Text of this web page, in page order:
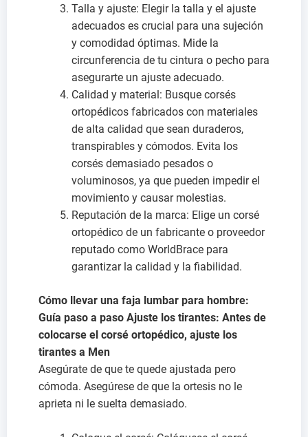
Talla y ajuste: Elegir la talla y el ajuste
adecuados es crucial para una sujeción
y comodidad óptimas. Mide la
circunferencia de tu cintura o pecho para
asegurarte un ajuste adecuado.
Calidad y material: Busque corsés
ortopédicos fabricados con materiales
de alta calidad que sean duraderos,
transpirables y cómodos. Evita los
corsés demasiado pesados o
voluminosos, ya que pueden impedir el
movimiento y causar molestias.
Reputación de la marca: Elige un corsé
ortopédico de un fabricante o proveedor
reputado como WorldBrace para
garantizar la calidad y la fiabilidad.
Cómo llevar una faja lumbar para hombre:
Guía paso a paso Ajuste los tirantes: Antes de
colocarse el corsé ortopédico, ajuste los
tirantes a Men
Asegúrate de que te quede ajustada pero
cómoda. Asegúrese de que la ortesis no le
aprieta ni le suelta demasiado.